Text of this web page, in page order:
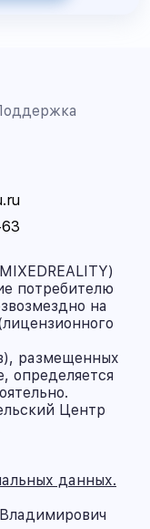
потребителю
на
размещенных
определяется
Центр
данных.